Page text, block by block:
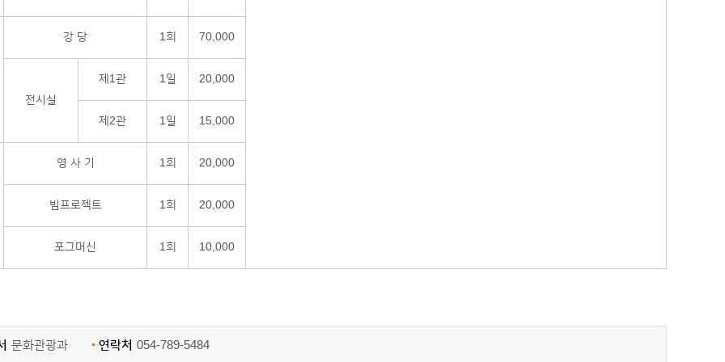
강 당 1회 70,000
전시실
제1관 1일 20,000
제2관 1일 15,000
영 사 기 1회 20,000
빔프로젝트 1회 20,000
포그머신 1회 10,000
문화관광과 연락처 054-789-5484